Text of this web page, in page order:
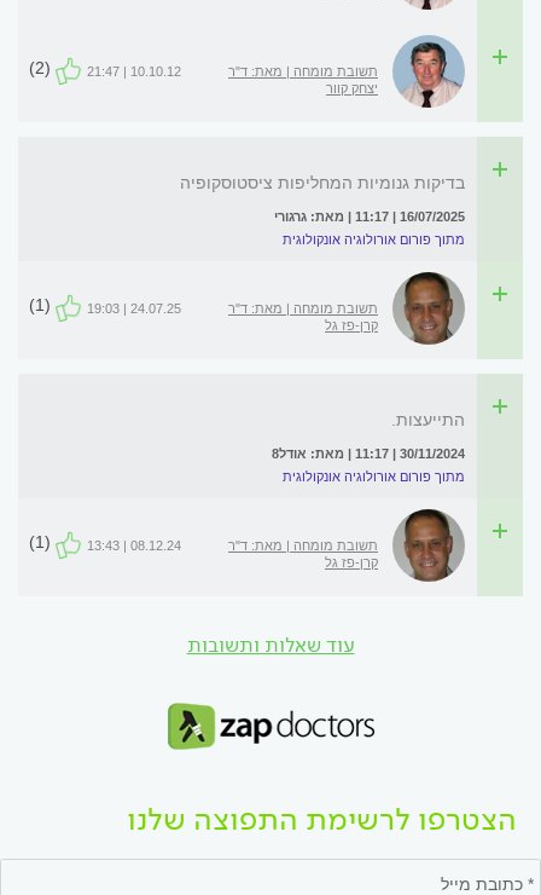
תשובת מומחה | מאת: ד"ר
יצחק קוור
10.10.12 | 21:47
(2)
בדיקות גנומיות המחליפות ציסטוסקופיה
16/07/2025 | 11:17 | מאת: גרגורי
מתוך פורום אורולוגיה אונקולוגית
תשובת מומחה | מאת: ד"ר
קרן-פז גל
24.07.25 | 19:03
(1)
התייעצות.
30/11/2024 | 11:17 | מאת: אודל8
מתוך פורום אורולוגיה אונקולוגית
תשובת מומחה | מאת: ד"ר
קרן-פז גל
08.12.24 | 13:43
(1)
עוד שאלות ותשובות
הצטרפו לרשימת התפוצה שלנו